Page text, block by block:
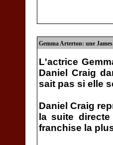
Gemma Arterton: une
L'actrice
Daniel Craig
sait pas si elle
Daniel Craig
la suite
franchise la